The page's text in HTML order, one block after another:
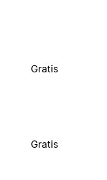
Gratis
Gratis